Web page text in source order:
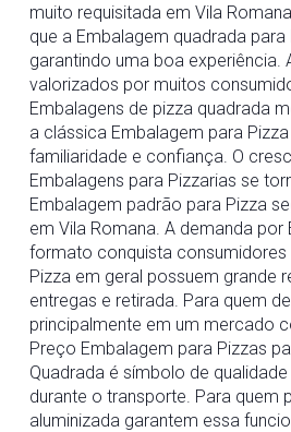
muito requisitada em Vila
que a Embalagem quadrada
garantindo uma boa
valorizados por muitos
Embalagens de pizza quadrada
a clássica Embalagem para
familiaridade e confiança. O
Embalagens para Pizzarias se
Embalagem padrão para Pizza
em Vila Romana. A demanda
formato conquista
Pizza em geral possuem grande
entregas e retirada. Para quem
principalmente em um mercado
Preço Embalagem para Pizzas
Quadrada é símbolo de
durante o transporte. Para
aluminizada garantem essa